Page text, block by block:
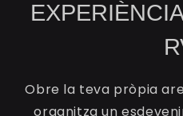
Obre la teva pròpia
organitza un